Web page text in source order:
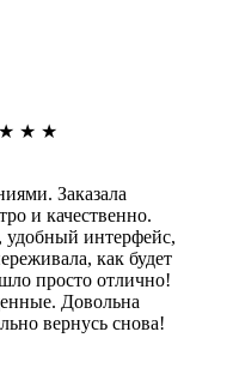
★ ★ ★
Заказала
и качественно.
удобный интерфейс,
как будет
просто отлично!
Довольна
вернусь снова!